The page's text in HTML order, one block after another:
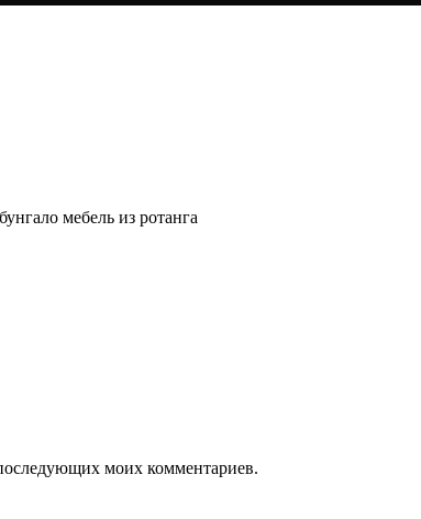
мебель из ротанга
моих комментариев.